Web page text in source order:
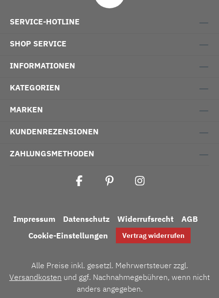
SERVICE-HOTLINE
SHOP SERVICE
INFORMATIONEN
KATEGORIEN
MARKEN
KUNDENREZENSIONEN
ZAHLUNGSMETHODEN
Impressum Datenschutz Widerrufsrecht
AGB
Cookie-Einstellungen
Vertrag widerrufen
Alle Preise inkl. gesetzl. Mehrwertsteuer zzgl.
Versandkosten und ggf. Nachnahmegebühren, wenn nicht
anders angegeben.